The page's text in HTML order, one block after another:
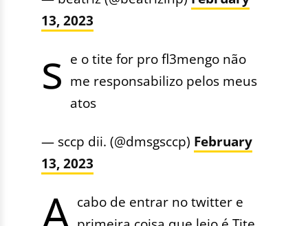
13, 2023
s e o tite for pro fl3mengo não
me responsabilizo pelos meus
atos
— sccp dii. (@dmsgsccp) February
13, 2023
cabo de entrar no twitter e